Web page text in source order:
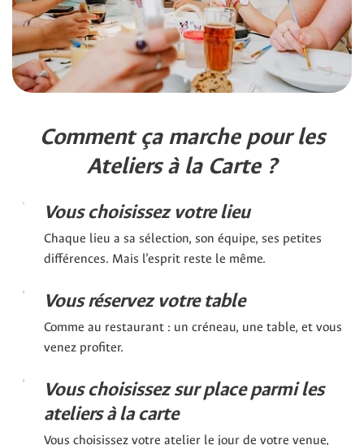
Comment ça marche pour les
Ateliers à la Carte ?
Vous choisissez votre lieu
Chaque lieu a sa sélection, son équipe, ses petites
différences. Mais l’esprit reste le même.
Vous réservez votre table
Comme au restaurant : un créneau, une table, et vous
venez profiter.
Vous choisissez sur place parmi les
ateliers à la carte
Vous choisissez votre atelier le jour de votre venue,